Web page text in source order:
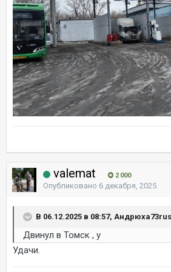
valemat 2 000
Опубликовано 6 декабря, 2025
В 06.12.2025 в 08:57,
Двинул в Томск , у
Удачи.